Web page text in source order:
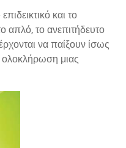
και το
απλό, το ανεπιτήδευτο
να παίξουν ίσως
ολοκλήρωση μιας